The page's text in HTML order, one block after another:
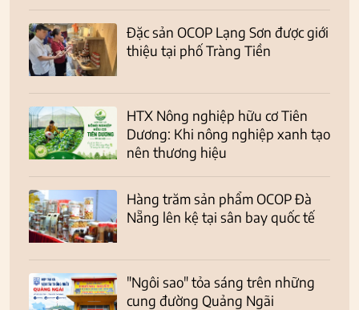
Đặc sản OCOP Lạng Sơn được giới
thiệu tại phố Tràng Tiền
HTX Nông nghiệp hữu cơ Tiên
Dương: Khi nông nghiệp xanh tạo
nên thương hiệu
Hàng trăm sản phẩm OCOP Đà
Nẵng lên kệ tại sân bay quốc tế
"Ngôi sao" tỏa sáng trên những
cung đường Quảng Ngãi